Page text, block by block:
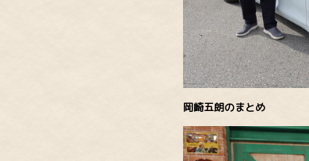
岡崎五朗のまとめ